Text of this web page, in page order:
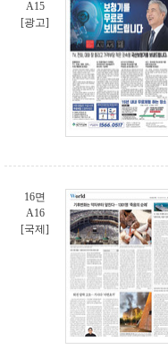
A15
[광고]
16면
A16
[국제]